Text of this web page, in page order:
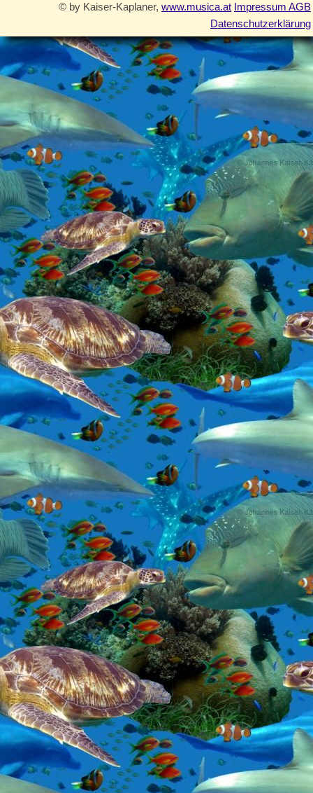
© by Kaiser-Kaplaner, www.musica.at Impressum AGB
Datenschutzerklärung